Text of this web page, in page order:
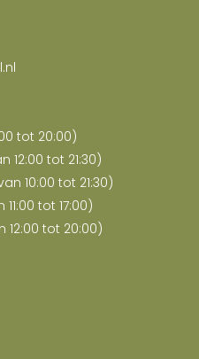
tot 20:00)
12:00 tot 21:30)
10:00 tot 21:30)
tot 17:00)
tot 20:00)